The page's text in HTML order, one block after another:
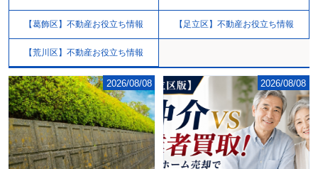
【葛飾区】不動産お役立ち情報 【足立区】不動産お役立ち情報
【荒川区】不動産お役立ち情報
2026/08/08 2026/08/08